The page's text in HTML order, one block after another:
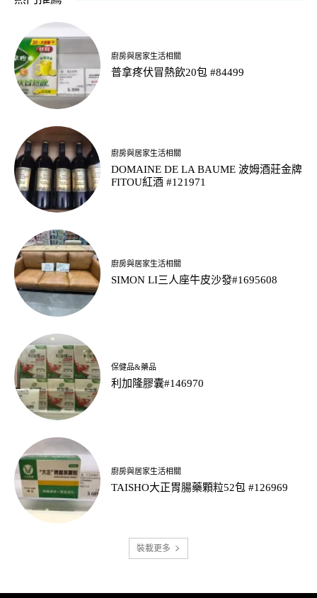
廚房與居家生活相關
普拿疼伏冒熱飲20包 #84499
廚房與居家生活相關
DOMAINE DE LA BAUME 波姆酒莊金牌
FITOU紅酒 #121971
廚房與居家生活相關
SIMON LI三人座牛皮沙發#1695608
保健品&藥品
利加隆膠囊#146970
廚房與居家生活相關
TAISHO大正胃腸藥顆粒52包 #126969
裝載更多